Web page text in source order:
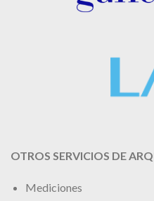
OTROS SERVICIOS DE
Mediciones